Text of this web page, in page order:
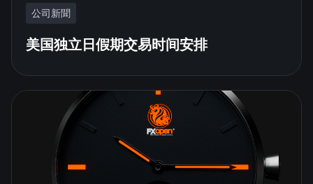
公司新聞
美国独立日假期交易时间安排